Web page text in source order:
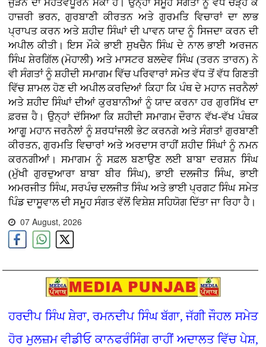
ਜੁੜਨ ਦਾ ਮਹੱਤਵਪੂਰਨ ਮੌਕਾ ਹੈ। ਉਨ੍ਹਾਂ ਸਮੂਹ ਸੰਗਤਾਂ ਨੂੰ ਵੱਧ ਚੜ੍ਹ ਕੇ
ਹਾਜ਼ਰੀ ਭਰਨ, ਗੁਰਬਾਣੀ ਕੀਰਤਨ ਅਤੇ ਗੁਰਮਤਿ ਵਿਚਾਰਾਂ ਦਾ ਲਾਭ
ਪ੍ਰਾਪਤ ਕਰਨ ਅਤੇ ਸ਼ਹੀਦ ਸਿੰਘਾਂ ਦੀ ਪਾਵਨ ਯਾਦ ਨੂੰ ਸਿਜਦਾ ਕਰਨ ਦੀ
ਅਪੀਲ ਕੀਤੀ। ਇਸ ਮੌਕੇ ਭਾਈ ਸੁਖਚੈਨ ਸਿੰਘ ਦੇ ਨਾਲ ਭਾਈ ਅਰਜਨ
ਸਿੰਘ ਸ਼ੇਰਗਿੱਲ (ਮੋਹਾਲੀ) ਅਤੇ ਮਾਸਟਰ ਬਲਦੇਵ ਸਿੰਘ (ਤਰਨ ਤਾਰਨ) ਨੇ
ਵੀ ਸੰਗਤਾਂ ਨੂੰ ਸ਼ਹੀਦੀ ਸਮਾਗਮ ਵਿੱਚ ਪਰਿਵਾਰਾਂ ਸਮੇਤ ਵੱਧ ਤੋਂ ਵੱਧ ਗਿਣਤੀ
ਵਿੱਚ ਸ਼ਾਮਲ ਹੋਣ ਦੀ ਅਪੀਲ ਕਰਦਿਆਂ ਕਿਹਾ ਕਿ ਪੰਥ ਦੇ ਮਹਾਨ ਜਰਨੈਲਾਂ
ਅਤੇ ਸ਼ਹੀਦ ਸਿੰਘਾਂ ਦੀਆਂ ਕੁਰਬਾਨੀਆਂ ਨੂੰ ਯਾਦ ਕਰਨਾ ਹਰ ਗੁਰਸਿੱਖ ਦਾ
ਫ਼ਰਜ਼ ਹੈ। ਉਨ੍ਹਾਂ ਦੱਸਿਆ ਕਿ ਸ਼ਹੀਦੀ ਸਮਾਗਮ ਦੌਰਾਨ ਵੱਖ-ਵੱਖ ਪੰਥਕ
ਆਗੂ ਮਹਾਨ ਜਰਨੈਲਾਂ ਨੂੰ ਸ਼ਰਧਾਂਜਲੀ ਭੇਟ ਕਰਨਗੇ ਅਤੇ ਸੰਗਤਾਂ ਗੁਰਬਾਣੀ
ਕੀਰਤਨ, ਗੁਰਮਤਿ ਵਿਚਾਰਾਂ ਅਤੇ ਅਰਦਾਸ ਰਾਹੀਂ ਸ਼ਹੀਦ ਸਿੰਘਾਂ ਨੂੰ ਨਮਨ
ਕਰਨਗੀਆਂ। ਸਮਾਗਮ ਨੂੰ ਸਫ਼ਲ ਬਣਾਉਣ ਲਈ ਬਾਬਾ ਦਰਸ਼ਨ ਸਿੰਘ
(ਮੁੱਖੀ ਗੁਰਦੁਆਰਾ ਬਾਬਾ ਬੀਰ ਸਿੰਘ), ਭਾਈ ਦਲਜੀਤ ਸਿੰਘ, ਭਾਈ
ਅਮਰਜੀਤ ਸਿੰਘ, ਸਰਪੰਚ ਦਲਜੀਤ ਸਿੰਘ ਅਤੇ ਭਾਈ ਪ੍ਰਗਟ ਸਿੰਘ ਸਮੇਤ
ਪਿੰਡ ਦਾਸੂਵਾਲ ਦੀ ਸਮੂਹ ਸੰਗਤ ਵੱਲੋਂ ਵਿਸ਼ੇਸ਼ ਸਹਿਯੋਗ ਦਿੱਤਾ ਜਾ ਰਿਹਾ ਹੈ।
07 August, 2026
ਹਰਦੀਪ ਸਿੰਘ ਸ਼ੇਰਾ, ਰਮਨਦੀਪ ਸਿੰਘ ਬੱਗਾ, ਜੱਗੀ ਜੌਹਲ ਸਮੇਤ
ਹੋਰ ਮੁਲਜ਼ਮ ਵੀਡੀਓ ਕਾਨਫਰੰਸਿੰਗ ਰਾਹੀਂ ਅਦਾਲਤ ਵਿੱਚ ਪੇਸ਼,